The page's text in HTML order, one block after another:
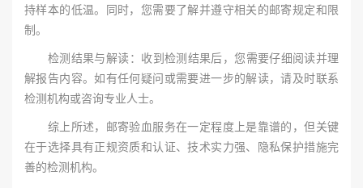
持样本的低温。同时，您需要了解并遵守相关的邮寄规定和限
制。
‌检测结果与解读‌：收到检测结果后，您需要仔细阅读并理
解报告内容。如有任何疑问或需要进一步的解读，请及时联系
检测机构或咨询专业人士。
综上所述，邮寄验血服务在一定程度上是靠谱的，但关键
在于选择具有正规资质和认证、技术实力强、隐私保护措施完
善的检测机构。